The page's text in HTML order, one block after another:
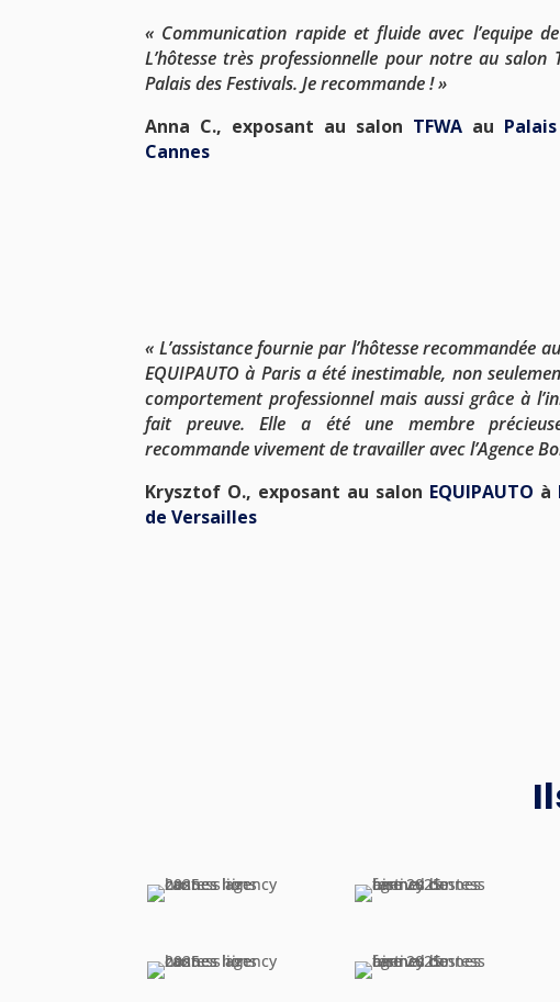
« Communication rapide et fluide avec l’equipe de
L’hôtesse très professionnelle pour notre au salon
Palais des Festivals. Je recommande !»
Anna C., exposant au salon TFWAau
Cannes
« L’assistance fournie par l’hôtesse recommandée
EQUIPAUTO à Paris a été inestimable, non
comportement professionnel mais aussi grâce à
fait preuve. Elle a été une membre
recommande vivement de travailler avec l’Agence
Krysztof O., exposant au salon EQUIPAUTO à
de Versailles